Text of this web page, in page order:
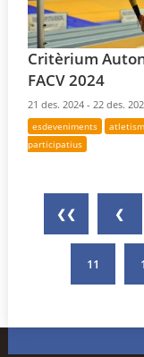
Critèrium
FACV 2024
21 des. 2024 - 22 des.
esdeveniments
participatius
❮❮ ❮
11